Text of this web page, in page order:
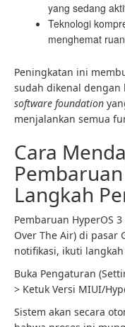
yang sedang
Teknologi
menghemat
Peningkatan ini
sudah dikenal dengan
software foundation
menjalankan semua
Cara
Langkah
Pembaruan HyperOS
Over The Air) di pasar
notifikasi, ikuti
Buka Pengaturan
> Ketuk Versi MIUI/
Sistem akan secara